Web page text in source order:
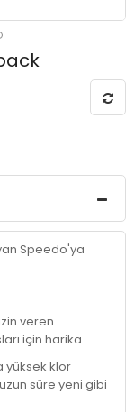
Speedo'ya
veren
için harika
yüksek klor
süre yeni gibi